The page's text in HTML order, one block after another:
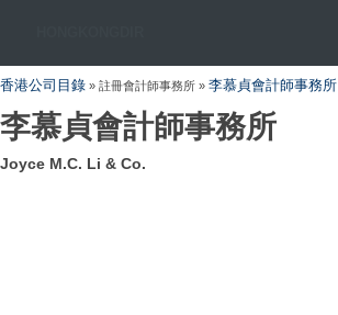
香港公司目錄 » 註冊會計師事務所 » 李慕貞會計師事務所
李慕貞會計師事務所
Joyce M.C. Li & Co.